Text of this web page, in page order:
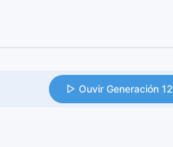
Ouvir Generación 12